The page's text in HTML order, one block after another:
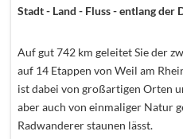
Stadt - Land - Fluss - entlang der
Auf gut 742 km geleitet Sie der
auf 14 Etappen von Weil am
ist dabei von großartigen Orten
aber auch von einmaliger Natur
Radwanderer staunen lässt.